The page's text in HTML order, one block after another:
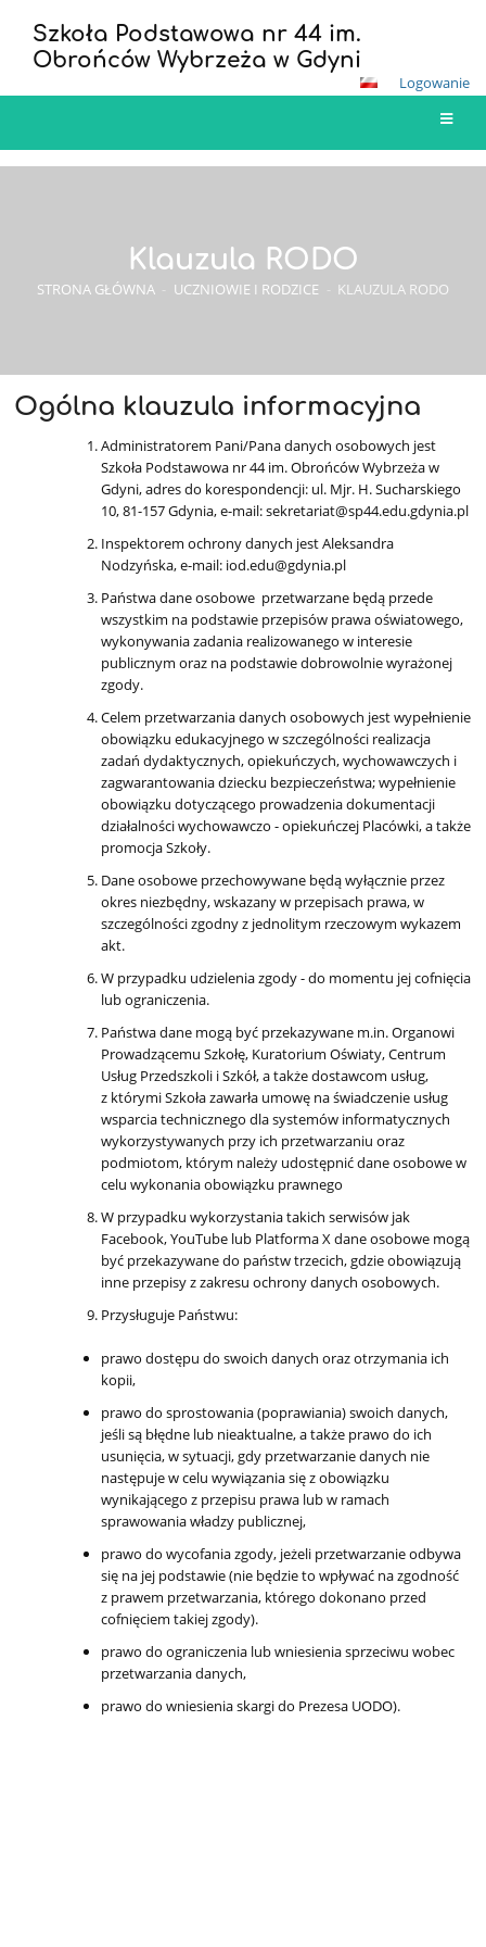
Szkoła Podstawowa nr 44 im.
Obrońców Wybrzeża w Gdyni
Logowanie
Klauzula RODO
STRONA GŁÓWNA - UCZNIOWIE I RODZICE - KLAUZULA RODO
Ogólna klauzula informacyjna
Administratorem Pani/Pana danych osobowych jest
Szkoła Podstawowa nr 44 im. Obrońców Wybrzeża w
Gdyni, adres do korespondencji: ul. Mjr. H. Sucharskiego
10, 81-157 Gdynia, e-mail: sekretariat@sp44.edu.gdynia.pl
Inspektorem ochrony danych jest Aleksandra
Nodzyńska, e-mail: iod.edu@gdynia.pl
Państwa dane osobowe przetwarzane będą przede
wszystkim na podstawie przepisów prawa oświatowego,
wykonywania zadania realizowanego w interesie
publicznym oraz na podstawie dobrowolnie wyrażonej
zgody.
Celem przetwarzania danych osobowych jest wypełnienie
obowiązku edukacyjnego w szczególności realizacja
zadań dydaktycznych, opiekuńczych, wychowawczych i
zagwarantowania dziecku bezpieczeństwa; wypełnienie
obowiązku dotyczącego prowadzenia dokumentacji
działalności wychowawczo - opiekuńczej Placówki, a także
promocja Szkoły.
Dane osobowe przechowywane będą wyłącznie przez
okres niezbędny, wskazany w przepisach prawa, w
szczególności zgodny z jednolitym rzeczowym wykazem
akt.
W przypadku udzielenia zgody - do momentu jej cofnięcia
lub ograniczenia.
Państwa dane mogą być przekazywane m.in. Organowi
Prowadzącemu Szkołę, Kuratorium Oświaty, Centrum
Usług Przedszkoli i Szkół, a także dostawcom usług,
z którymi Szkoła zawarła umowę na świadczenie usług
wsparcia technicznego dla systemów informatycznych
wykorzystywanych przy ich przetwarzaniu oraz
podmiotom, którym należy udostępnić dane osobowe w
celu wykonania obowiązku prawnego
W przypadku wykorzystania takich serwisów jak
Facebook, YouTube lub Platforma X dane osobowe mogą
być przekazywane do państw trzecich, gdzie obowiązują
inne przepisy z zakresu ochrony danych osobowych.
Przysługuje Państwu:
prawo dostępu do swoich danych oraz otrzymania ich
kopii,
prawo do sprostowania (poprawiania) swoich danych,
jeśli są błędne lub nieaktualne, a także prawo do ich
usunięcia, w sytuacji, gdy przetwarzanie danych nie
następuje w celu wywiązania się z obowiązku
wynikającego z przepisu prawa lub w ramach
sprawowania władzy publicznej,
prawo do wycofania zgody, jeżeli przetwarzanie odbywa
się na jej podstawie (nie będzie to wpływać na zgodność
z prawem przetwarzania, którego dokonano przed
cofnięciem takiej zgody).
prawo do ograniczenia lub wniesienia sprzeciwu wobec
przetwarzania danych,
prawo do wniesienia skargi do Prezesa UODO).